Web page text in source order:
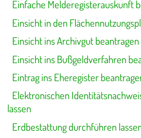
Einfache Melderegisterauskunft
Einsicht in den
Einsicht ins Archivgut beantragen
Einsicht ins Bußgeldverfahren
Eintrag ins Eheregister
Elektronischen
lassen
Erdbestattung durchführen